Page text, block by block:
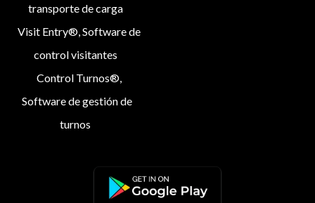
transporte de carga
Visit Entry®, Software de
control visitantes
Control Turnos®,
Software de gestión de
turnos